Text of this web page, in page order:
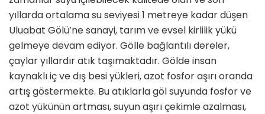
yıllarda ortalama su seviyesi 1 metreye kadar düşen
Uluabat Gölü’ne sanayi, tarım ve evsel kirlilik yükü
gelmeye devam ediyor. Gölle bağlantılı dereler,
çaylar yıllardır atık taşımaktadır. Gölde insan
kaynaklı iç ve dış besi yükleri, azot fosfor aşırı oranda
artış göstermekte. Bu atıklarla göl suyunda fosfor ve
azot yükünün artması, suyun aşırı çekimle azalması,